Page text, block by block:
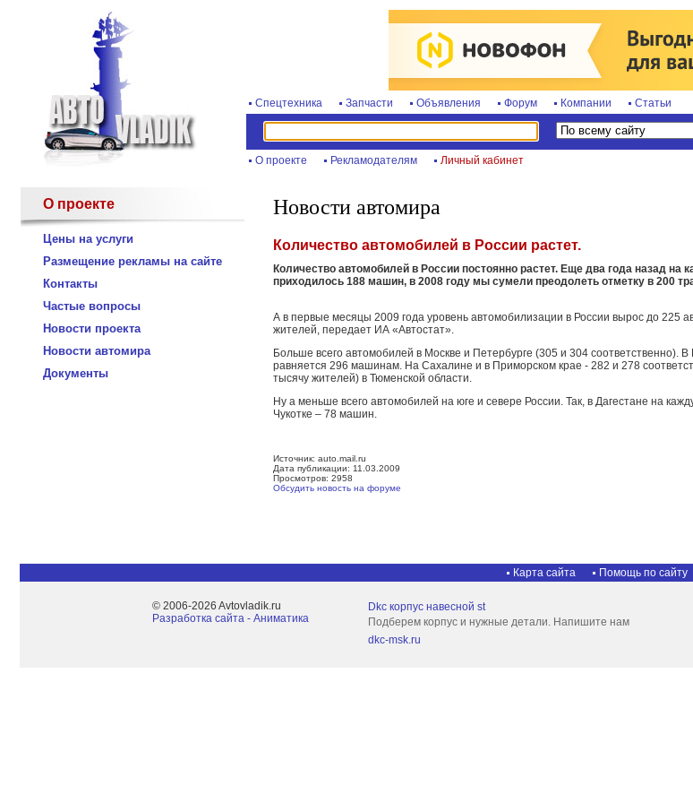
Спецтехника Запчасти Объявления Форум Компании Статьи
О проекте Рекламодателям Личный кабинет
О проекте
Цены на услуги
Размещение рекламы на сайте
Контакты
Частые вопросы
Новости проекта
Новости автомира
Документы
Новости автомира
Количество автомобилей в России растет.
Количество автомобилей в России постоянно растет. Еще два года назад на
приходилось 188 машин, в 2008 году мы сумели преодолеть отметку в 200
А в первые месяцы 2009 года уровень автомобилизации в России вырос до 225
жителей, передает ИА «Автостат».
Больше всего автомобилей в Москве и Петербурге (305 и 304 соответственно).
равняется 296 машинам. На Сахалине и в Приморском крае - 282 и 278
тысячу жителей) в Тюменской области.
Ну а меньше всего автомобилей на юге и севере России. Так, в Дагестане на
Чукотке – 78 машин.
Источник: auto.mail.ru
Дата публикации: 11.03.2009
Просмотров: 2958
Обсудить новость на форуме
Карта сайта Помощь по сайту
© 2006-2026 Avtovladik.ru
Разработка сайта - Aниматика
Dkc корпус навесной st
Подберем корпус и нужные детали. Напишите нам
dkc-msk.ru